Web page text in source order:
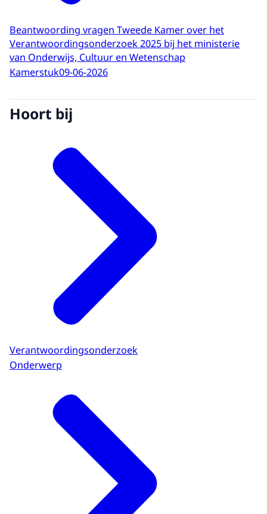
Beantwoording vragen Tweede Kamer over het
Verantwoordingsonderzoek 2025 bij het ministerie
van Onderwijs, Cultuur en Wetenschap
Kamerstuk09-06-2026
Hoort bij
Verantwoordingsonderzoek
Onderwerp